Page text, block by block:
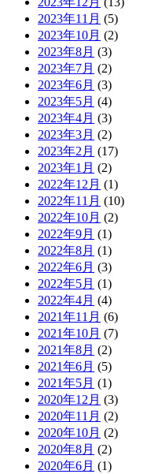
2023年11月 (5)
2023年10月 (2)
2023年8月 (3)
2023年7月 (2)
2023年6月 (3)
2023年5月 (4)
2023年4月 (3)
2023年3月 (2)
2023年2月 (17)
2023年1月 (2)
2022年12月 (1)
2022年11月 (10)
2022年10月 (2)
2022年9月 (1)
2022年8月 (1)
2022年6月 (3)
2022年5月 (1)
2022年4月 (4)
2021年11月 (6)
2021年10月 (7)
2021年8月 (2)
2021年6月 (5)
2021年5月 (1)
2020年12月 (3)
2020年11月 (2)
2020年10月 (2)
2020年8月 (2)
2020年6月 (1)